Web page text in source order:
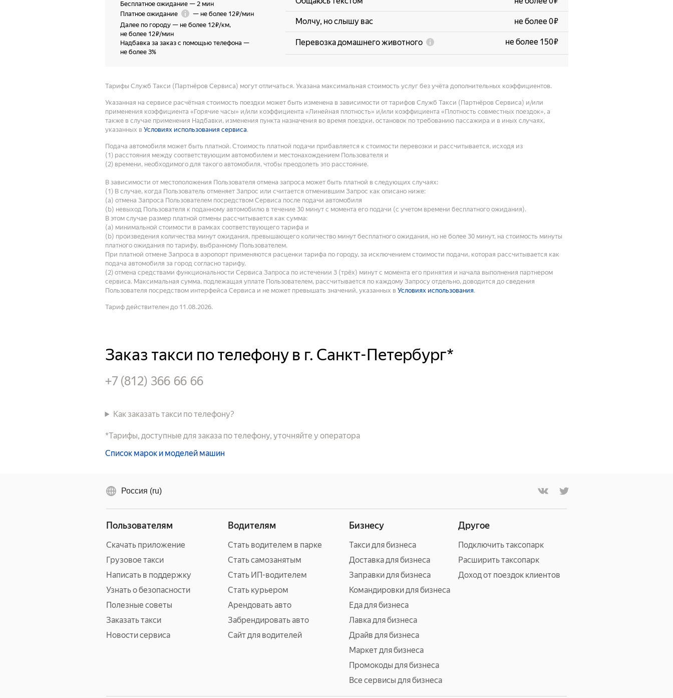
Бесплатное ожидание— 2 мин
Платное ожидание
— не более 12 ₽/мин
Далее по городу— не более 12 ₽/км,
не более 12 ₽/мин
Надбавка за заказ с помощью телефона —
не более 3%
Молчу, но слышу вас не более 0 ₽
Перевозка домашнего животного не более 150 ₽
Тарифы Служб Такси (Партнёров Сервиса) могут отличаться. Указана максимальная стоимость услуг без учёта дополнительных коэффициентов.
Указанная на сервисе расчётная стоимость поездки может быть изменена в зависимости от тарифов Служб Такси (Партнёров Сервиса) и/или
применения коэффициента «Горячие часы» и/или коэффициента «Линейная плотность» и/или коэффициента «Плотность совместных поездок», а
также в случае применения Надбавки, изменения пункта назначения во время поездки, остановок по требованию пассажира и в иных случаях,
указанных в Условиях использования сервиса.
Подача автомобиля может быть платной. Стоимость платной подачи прибавляется к стоимости перевозки и рассчитывается, исходя из
(1) расстояния между соответствующим автомобилем и местонахождением Пользователя и
(2) времени, необходимого для такого автомобиля, чтобы преодолеть это расстояние.
В зависимости от местоположения Пользователя отмена запроса может быть платной в следующих случаях:
(1) В случае, когда Пользователь отменяет Запрос или считается отменившим Запрос как описано ниже:
(a) отмена Запроса Пользователем посредством Сервиса после подачи автомобиля
(b) невыход Пользователя к поданному автомобилю в течение 30 минут с момента его подачи (с учетом времени бесплатного ожидания).
В этом случае размер платной отмены рассчитывается как сумма:
(a) минимальной стоимости в рамках соответствующего тарифа и
(b) произведения количества минут ожидания, превышающего количество минут бесплатного ожидания, но не более 30 минут, на стоимость минуты
платного ожидания по тарифу, выбранному Пользователем.
При платной отмене Запроса в аэропорт применяются расценки тарифа по городу, за исключением стоимости подачи, которая рассчитывается как
подача автомобиля за город согласно тарифу.
(2) отмена средствами функциональности Сервиса Запроса по истечении 3 (трёх) минут с момента его принятия и начала выполнения партнером
сервиса. Максимальная сумма, подлежащая уплате Пользователем, рассчитывается по каждому Запросу отдельно, доводится до сведения
Пользователя посредством интерфейса Сервиса и не может превышать значений, указанных в Условиях использования.
Тариф действителен до 11.08.2026.
Заказ такси по телефону в г. Санкт-Петербург*
+7 (812) 366 66 66
Как заказать такси по телефону?
*Тарифы, доступные для заказа по телефону, уточняйте у оператора
Список марок и моделей машин
Россия (ru)
Пользователям
Скачать приложение
Грузовое такси
Написать в поддержку
Узнать о безопасности
Полезные советы
Заказать такси
Новости сервиса
Водителям
Стать водителем в парке
Стать самозанятым
Стать ИП-водителем
Стать курьером
Арендовать авто
Забрендировать авто
Сайт для водителей
Бизнесу
Такси для бизнеса
Доставка для бизнеса
Заправки для бизнеса
Командировки для бизнеса
Еда для бизнеса
Лавка для бизнеса
Драйв для бизнеса
Маркет для бизнеса
Промокоды для бизнеса
Все сервисы для бизнеса
Другое
Подключить таксопарк
Расширить таксопарк
Доход от поездок клиентов